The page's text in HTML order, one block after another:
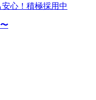
心！積極採用中